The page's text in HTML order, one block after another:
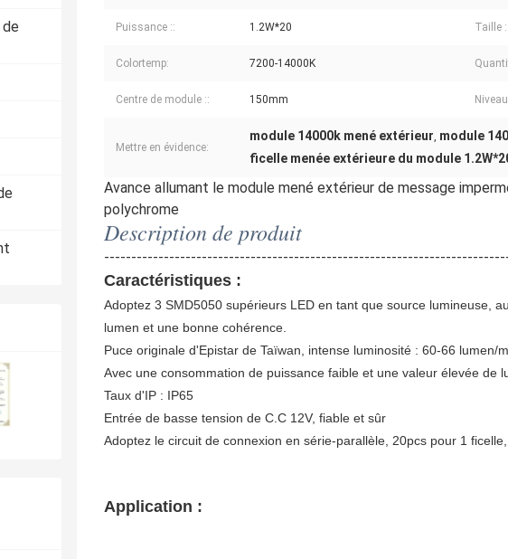
Puissance :: 1.2W*20 Taille ::
Colortemp: 7200-14000K
Centre de module :: 150mm
Mettre en évidence:
module 14000k mené extérieur, module
ficelle menée extérieure du module
Avance allumant le module mené extérieur de message
polychrome
Description de produit
Caractéristiques :
Adoptez 3 SMD5050 supérieurs LED en tant que source lumineuse,
lumen et une bonne cohérence.
Puce originale d'Epistar de Taïwan, intense luminosité : 60-66 lumen/
Avec une consommation de puissance faible et une valeur élevée de
Taux d'IP : IP65
Entrée de basse tension de C.C 12V, fiable et sûr
Adoptez le circuit de connexion en série-parallèle, 20pcs pour 1
Application :